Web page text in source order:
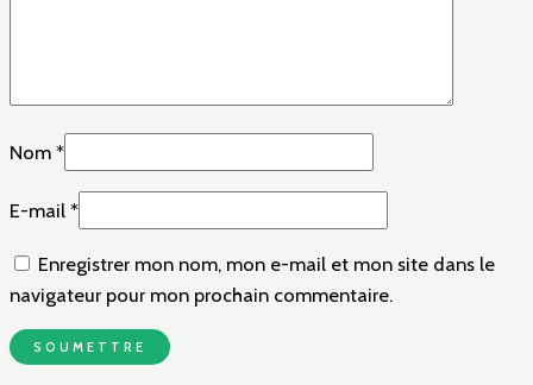
Nom *
E-mail *
Enregistrer mon nom, mon e-mail et mon site dans le
navigateur pour mon prochain commentaire.